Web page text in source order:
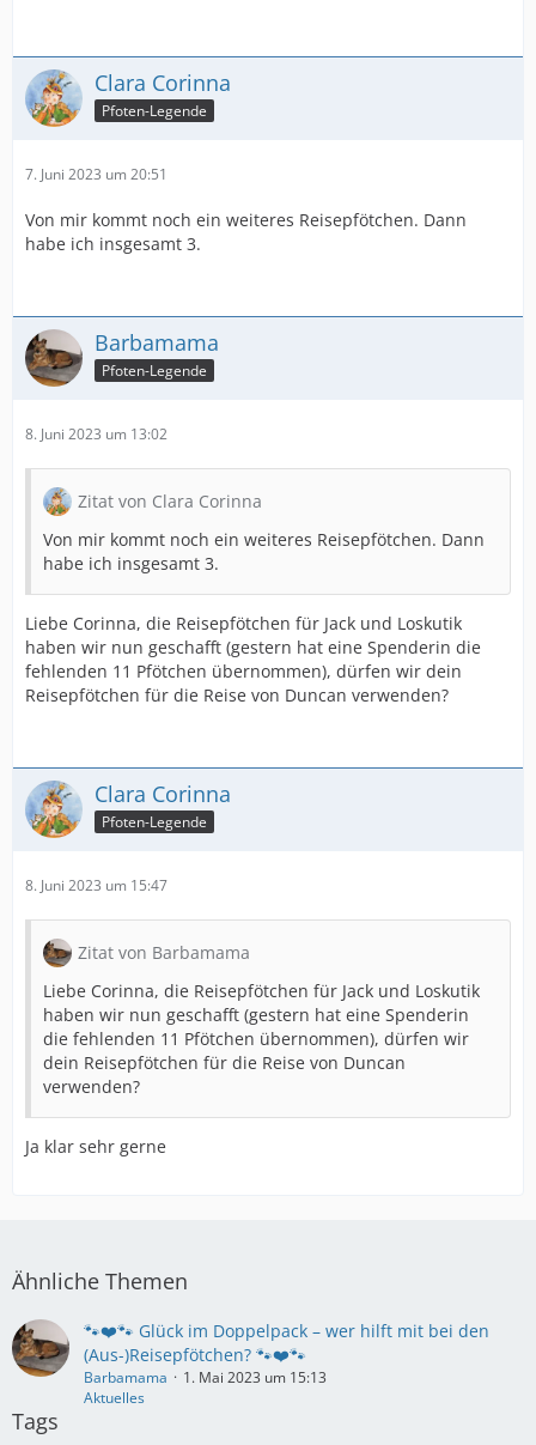
Clara Corinna
Pfoten-Legende
7. Juni 2023 um 20:51
Von mir kommt noch ein weiteres Reisepfötchen. Dann
habe ich insgesamt 3.
Barbamama
Pfoten-Legende
8. Juni 2023 um 13:02
Zitat von Clara Corinna
Von mir kommt noch ein weiteres Reisepfötchen. Dann
habe ich insgesamt 3.
Liebe Corinna, die Reisepfötchen für Jack und Loskutik
haben wir nun geschafft (gestern hat eine Spenderin die
fehlenden 11 Pfötchen übernommen), dürfen wir dein
Reisepfötchen für die Reise von Duncan verwenden?
Clara Corinna
Pfoten-Legende
8. Juni 2023 um 15:47
Zitat von Barbamama
Liebe Corinna, die Reisepfötchen für Jack und Loskutik
haben wir nun geschafft (gestern hat eine Spenderin
die fehlenden 11 Pfötchen übernommen), dürfen wir
dein Reisepfötchen für die Reise von Duncan
verwenden?
Ja klar sehr gerne
Ähnliche Themen
🐾❤️🐾 Glück im Doppelpack – wer hilft mit bei den
(Aus-)Reisepfötchen? 🐾❤️🐾
Barbamama
1. Mai 2023 um 15:13
Aktuelles
Tags